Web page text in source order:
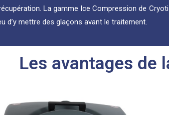
La gamme Ice Compression de
d’y mettre des glaçons avant le traitement.
Les avantages de